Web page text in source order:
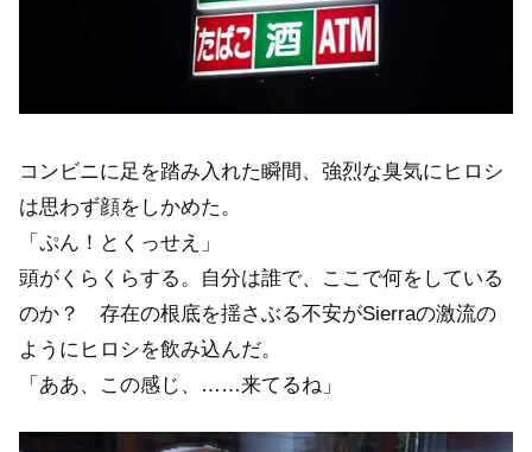
コンビニに足を踏み入れた瞬間、強烈な臭気にヒロシ
は思わず顔をしかめた。
「ぷん！とくっせえ」
頭がくらくらする。自分は誰で、ここで何をしている
のか？ 存在の根底を揺さぶる不安がSierraの激流の
ようにヒロシを飲み込んだ。
「ああ、この感じ、……来てるね」